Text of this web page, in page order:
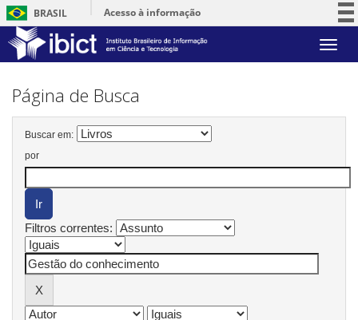
BRASIL
Acesso à informação
Serviços
Skip
Página de Busca
Buscar em:
por
Filtros correntes: